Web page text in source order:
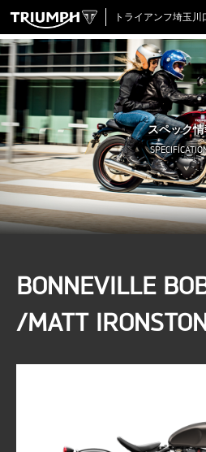
トライアンフ埼玉川
試乗車一覧
認定中古車
アクセサリー
クロージング
アップデート
店舗情報
スペック
BONNEVILLE
/MATT